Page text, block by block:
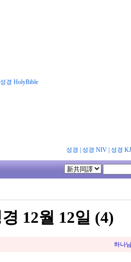
경 HolyBible
성경 성경 NIV| 성경
12월 12일 (4)
하나